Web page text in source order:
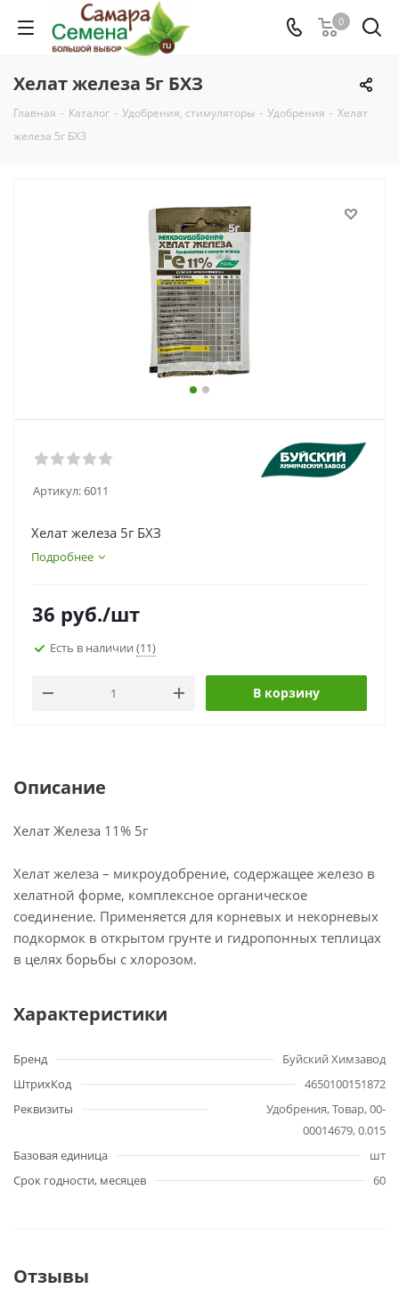
0
Хелат железа 5г БХЗ
Главная - Каталог - Удобрения, стимуляторы - Удобрения - Хелат
железа 5г БХЗ
Артикул:6011
Хелат железа 5г БХЗ
Подробнее
36 руб./шт
Есть в наличии (11)
В корзину
Описание
Хелат Железа 11% 5г
Хелат железа – микроудобрение, содержащее железо в
хелатной форме, комплексное органическое
соединение. Применяется для корневых и некорневых
подкормок в открытом грунте и гидропонных теплицах
в целях борьбы с хлорозом.
Характеристики
Бренд
Буйский Химзавод
ШтрихКод
4650100151872
Реквизиты
Удобрения, Товар, 00-
00014679, 0.015
Базовая единица
шт
Срок годности, месяцев
60
Отзывы